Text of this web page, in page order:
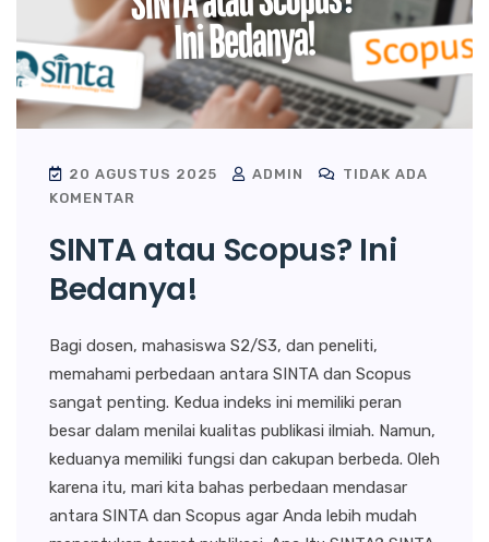
20 AGUSTUS 2025 ADMIN
TIDAK ADA
KOMENTAR
SINTA atau Scopus? Ini
Bedanya!
Bagi dosen, mahasiswa S2/S3, dan peneliti,
memahami perbedaan antara SINTA dan Scopus
sangat penting. Kedua indeks ini memiliki peran
besar dalam menilai kualitas publikasi ilmiah. Namun,
keduanya memiliki fungsi dan cakupan berbeda. Oleh
karena itu, mari kita bahas perbedaan mendasar
antara SINTA dan Scopus agar Anda lebih mudah